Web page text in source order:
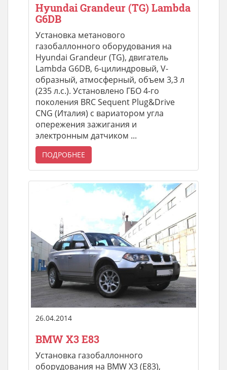
Hyundai Grandeur (TG) Lambda
G6DB
Установка метанового
газобаллонного оборудования на
Hyundai Grandeur (TG), двигатель
Lambda G6DB, 6-цилиндровый, V-
образный, атмосферный, объем 3,3 л
(235 л.с.). Установлено ГБО 4-го
поколения BRC Sequent Plug&Drive
CNG (Италия) с вариатором угла
опережения зажигания и
электронным датчиком ...
ПОДРОБНЕЕ
26.04.2014
BMW X3 E83
Установка газобаллонного
оборудования на BMW X3 (E83),